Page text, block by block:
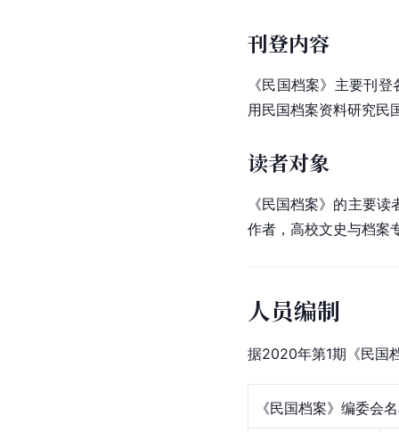
刊登内容
《民国档案》主要刊
用民国档案资料研究民
读者对象
《民国档案》的主要读
作者，高校文史与档案
人员编制
据2020年第1期《民国
《民国档案》编委会